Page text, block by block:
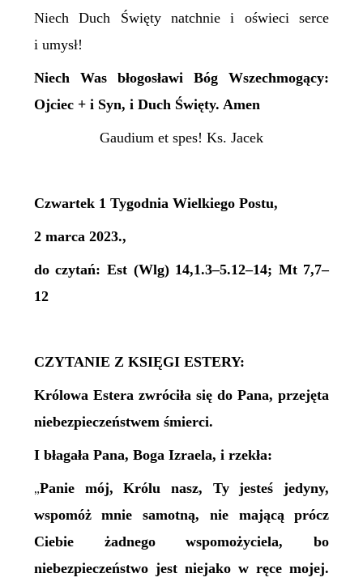
Niech Duch Święty natchnie i oświeci serce
i umysł!
Niech Was błogosławi Bóg Wszechmogący:
Ojciec + i Syn, i Duch Święty. Amen
Gaudium et spes! Ks. Jacek
Czwartek 1 Tygodnia Wielkiego Postu,
2 marca 2023.,
do czytań: Est (Wlg) 14,1.3–5.12–14; Mt 7,7–
12
CZYTANIE Z KSIĘGI ESTERY:
Królowa Estera zwróciła się do Pana, przejęta
niebezpieczeństwem śmierci.
I błagała Pana, Boga Izraela, i rzekła:
„Panie mój, Królu nasz, Ty jesteś jedyny,
wspomóż mnie samotną, nie mającą prócz
Ciebie żadnego wspomożyciela, bo
niebezpieczeństwo jest niejako w ręce mojej.